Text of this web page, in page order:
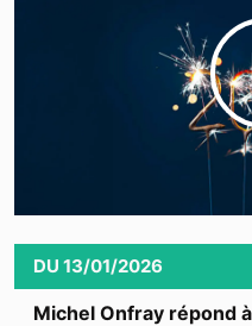
DU 13/01/2026
Michel Onfray répond